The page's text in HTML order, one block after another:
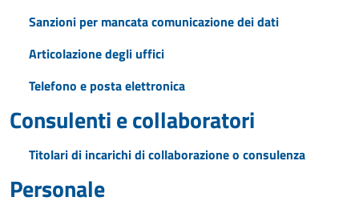
Sanzioni per mancata comunicazione dei dati
Articolazione degli uffici
Telefono e posta elettronica
Consulenti e collaboratori
Titolari di incarichi di collaborazione o consulenza
Personale